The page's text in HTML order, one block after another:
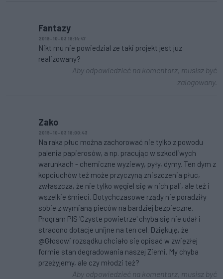
Fantazy
2019-10-03 18:14:47
Nikt mu nie powiedzial ze taki projekt jest juz
realizowany?
Aby odpowiedzieć na komentarz, musisz być
zalogowany.
Zako
2019-10-03 18:00:43
Na raka płuc można zachorować nie tylko z powodu
palenia papierosów, a np. pracując w szkodliwych
warunkach - chemiczne wyziewy, pyły, dymy. Ten dym z
kopciuchów też może przyczyną zniszczenia płuc,
zwłaszcza, że nie tylko węgiel się w nich pali, ale też i
wszelkie śmieci. Dotychczasowe rządy nie poradziły
sobie z wymianą pieców na bardziej bezpieczne.
Program PIS 'Czyste powietrze' chyba się nie udał i
stracono dotacje unijne na ten cel. Dziękuję, że
@Głosowi rozsądku chciało się opisać w zwięzłej
formie stan degradowania naszej Ziemi. My chyba
przeżyjemy, ale czy młodzi też?
Aby odpowiedzieć na komentarz, musisz być